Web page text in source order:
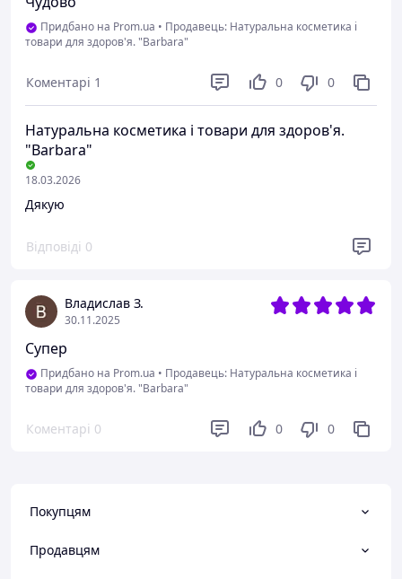
Придбано на Prom.ua • Продавець: Натуральна косметика і
товари для здоров'я. "Barbara"
Коментарі 1 0 0
Натуральна косметика і товари для здоров'я.
"Barbara"
18.03.2026
Дякую
Відповіді 0
Владислав З.
30.11.2025
Супер
Придбано на Prom.ua • Продавець: Натуральна косметика і
товари для здоров'я. "Barbara"
Коментарі 0 0 0
Покупцям
Продавцям